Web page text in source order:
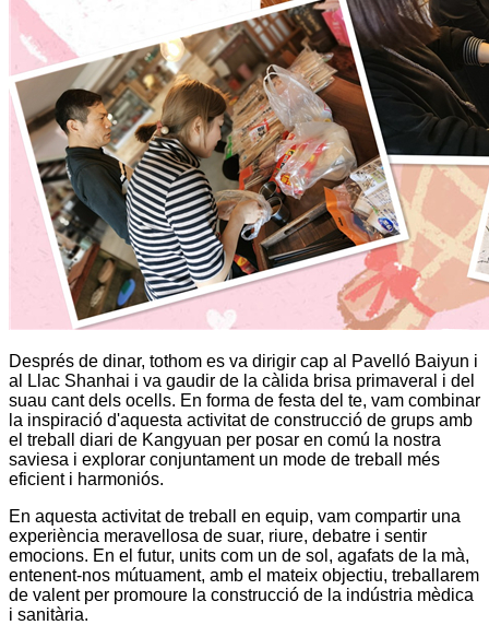
Després de dinar, tothom es va dirigir cap al Pavelló Baiyun i
al Llac Shanhai i va gaudir de la càlida brisa primaveral i del
suau cant dels ocells. En forma de festa del te, vam combinar
la inspiració d'aquesta activitat de construcció de grups amb
el treball diari de Kangyuan per posar en comú la nostra
saviesa i explorar conjuntament un mode de treball més
eficient i harmoniós.
En aquesta activitat de treball en equip, vam compartir una
experiència meravellosa de suar, riure, debatre i sentir
emocions. En el futur, units com un de sol, agafats de la mà,
entenent-nos mútuament, amb el mateix objectiu, treballarem
de valent per promoure la construcció de la indústria mèdica
i sanitària.